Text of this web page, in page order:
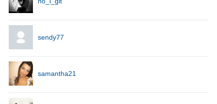
sendy77
samantha21